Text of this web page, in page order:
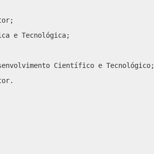
e Tecnológica;
Científico e Tecnológico;